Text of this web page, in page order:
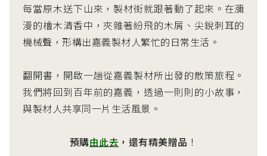
每當原木送下山來，製材街就跟著動了起來。在瀰
漫的檜木清香中，夾雜著紛飛的木屑、尖銳刺耳的
機械聲，形構出嘉義製材人繁忙的日常生活。
翻開書，開啟一趟從嘉義製材所出發的散策旅程。
我們將回到百年前的嘉義，透過一則則的小故事，
與製材人共享同一片生活風景。
預購由此去 ，還有精美贈品 ！